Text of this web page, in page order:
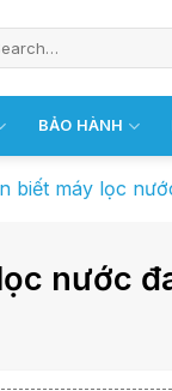
BẢO HÀNH
biết máy lọc
nước